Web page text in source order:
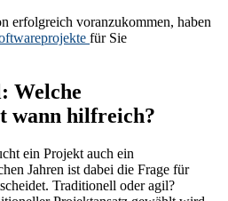
erfolgreich voranzukommen, haben
für Sie
Welche
wann hilfreich?
ein Projekt auch ein
Jahren ist dabei die Frage für
Traditionell oder agil?